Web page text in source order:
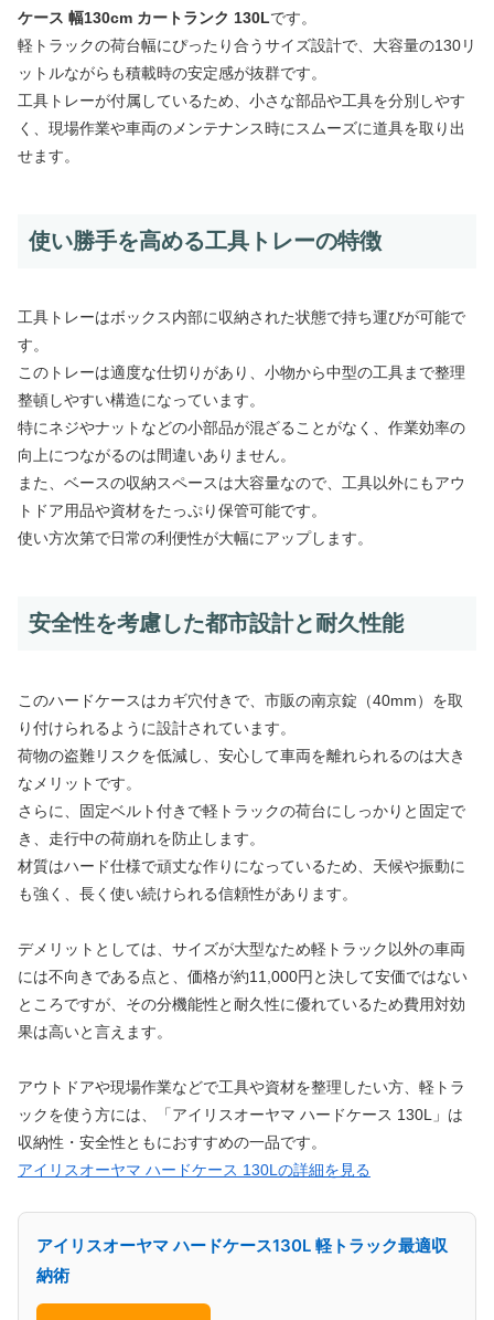
ケース 幅130cm カートランク 130Lです。
軽トラックの荷台幅にぴったり合うサイズ設計で、大容量の130リ
ットルながらも積載時の安定感が抜群です。
工具トレーが付属しているため、小さな部品や工具を分別しやす
く、現場作業や車両のメンテナンス時にスムーズに道具を取り出
せます。
使い勝手を高める工具トレーの特徴
工具トレーはボックス内部に収納された状態で持ち運びが可能で
す。
このトレーは適度な仕切りがあり、小物から中型の工具まで整理
整頓しやすい構造になっています。
特にネジやナットなどの小部品が混ざることがなく、作業効率の
向上につながるのは間違いありません。
また、ベースの収納スペースは大容量なので、工具以外にもアウ
トドア用品や資材をたっぷり保管可能です。
使い方次第で日常の利便性が大幅にアップします。
安全性を考慮した都市設計と耐久性能
このハードケースはカギ穴付きで、市販の南京錠（40mm）を取
り付けられるように設計されています。
荷物の盗難リスクを低減し、安心して車両を離れられるのは大き
なメリットです。
さらに、固定ベルト付きで軽トラックの荷台にしっかりと固定で
き、走行中の荷崩れを防止します。
材質はハード仕様で頑丈な作りになっているため、天候や振動に
も強く、長く使い続けられる信頼性があります。
デメリットとしては、サイズが大型なため軽トラック以外の車両
には不向きである点と、価格が約11,000円と決して安価ではない
ところですが、その分機能性と耐久性に優れているため費用対効
果は高いと言えます。
アウトドアや現場作業などで工具や資材を整理したい方、軽トラ
ックを使う方には、「アイリスオーヤマ ハードケース 130L」は
収納性・安全性ともにおすすめの一品です。
アイリスオーヤマ ハードケース 130Lの詳細を見る
アイリスオーヤマ ハードケース130L 軽トラック最適収
納術